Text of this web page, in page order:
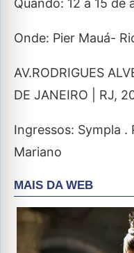
Quando: 12 a 15 de
Onde: Pier Mauá-
AV.RODRIGUES
DE JANEIRO | RJ,
Ingressos: Sympla
Mariano